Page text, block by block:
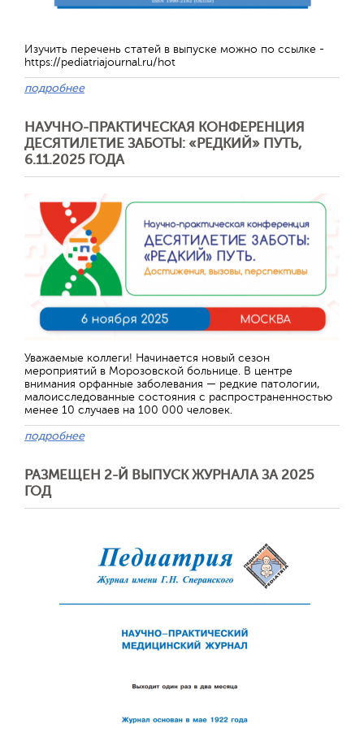
Изучить перечень статей в выпуске можно по ссылке -
https://pediatriajournal.ru/hot
подробнее
НАУЧНО-ПРАКТИЧЕСКАЯ КОНФЕРЕНЦИЯ
ДЕСЯТИЛЕТИЕ ЗАБОТЫ: «РЕДКИЙ» ПУТЬ,
6.11.2025 ГОДА
Уважаемые коллеги! Начинается новый сезон
мероприятий в Морозовской больнице. В центре
внимания орфанные заболевания — редкие патологии,
малоисследованные состояния с распространенностью
менее 10 случаев на 100 000 человек.
подробнее
РАЗМЕЩЕН 2-Й ВЫПУСК ЖУРНАЛА ЗА 2025
ГОД